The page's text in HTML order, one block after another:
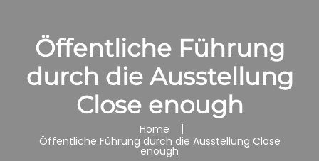
Öffentliche Führung
durch die Ausstellung
Close enough
Home
Öffentliche Führung durch die Ausstellung Close
enough